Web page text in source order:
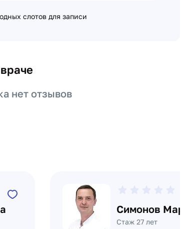
слотов для записи
нет отзывов
Симонов
Стаж 27 лет